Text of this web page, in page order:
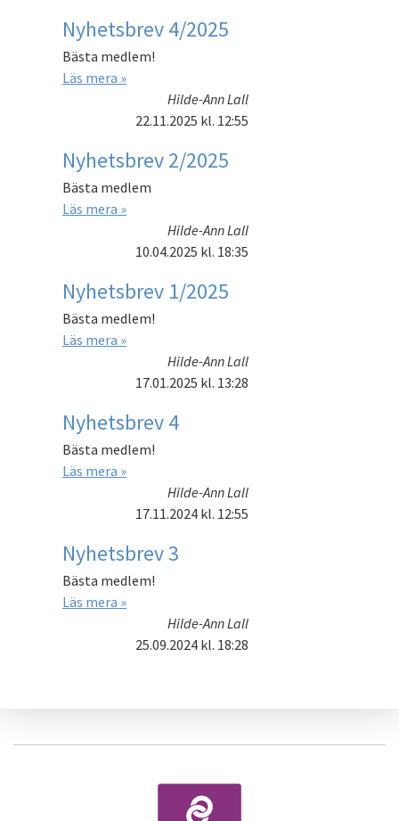
Nyhetsbrev 4/2025
Bästa medlem!
Läs mera »
Hilde-Ann Lall
22.11.2025 kl. 12:55
Nyhetsbrev 2/2025
Bästa medlem
Läs mera »
Hilde-Ann Lall
10.04.2025 kl. 18:35
Nyhetsbrev 1/2025
Bästa medlem!
Läs mera »
Hilde-Ann Lall
17.01.2025 kl. 13:28
Nyhetsbrev 4
Bästa medlem!
Läs mera »
Hilde-Ann Lall
17.11.2024 kl. 12:55
Nyhetsbrev 3
Bästa medlem!
Läs mera »
Hilde-Ann Lall
25.09.2024 kl. 18:28